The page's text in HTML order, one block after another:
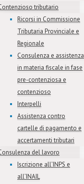
tributario
Ricorsi in Commissione
Tributaria Provinciale e
Regionale
Consulenza e assistenza
in materia fiscale in fase
pre-contenziosa e
contenzioso
Interpelli
Assistenza contro
cartelle di pagamento e
accertamenti tributari
del lavoro
Iscrizione all’INPS e
all’INAIL